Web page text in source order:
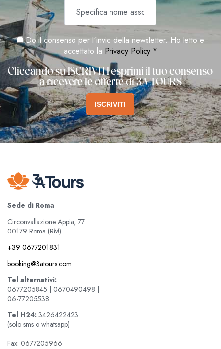
Do il consenso per l'invio della newsletter. Ho letto e
accettato la Privacy Policy *
Cliccando su ISCRIVITI esprimi il tuo consenso
a ricevere le offerte di 3A TOURS
ISCRIVITI
Sede di Roma
Circonvallazione Appia, 77
00179 Roma (RM)
+39 0677201831
booking@3atours.com
Tel alternativi:
0677205845 | 0670490498 |
06-77205538
Tel H24: 3426422423
(solo sms o whatsapp)
Fax: 0677205966